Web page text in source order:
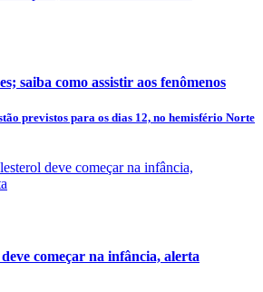
saiba como assistir aos fenômenos
previstos para os dias 12, no hemisfério Norte
começar na infância, alerta